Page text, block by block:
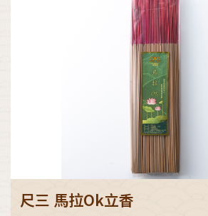
尺三 馬拉Ok立香